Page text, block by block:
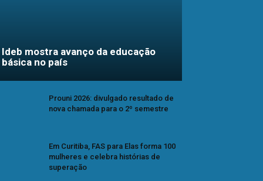
Ideb mostra avanço da educação
básica no país
Prouni 2026: divulgado resultado de
nova chamada para o 2º semestre
Em Curitiba, FAS para Elas forma 100
mulheres e celebra histórias de
superação